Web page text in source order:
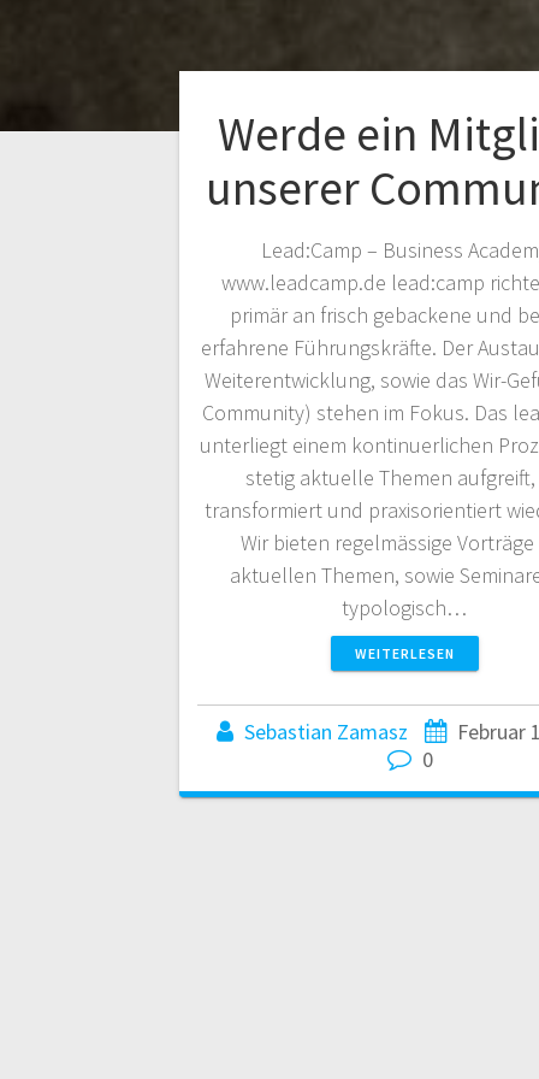
Werde ein
unserer
Lead:Camp – Business
www.leadcamp.de lead:camp
primär an frisch gebackene und
erfahrene Führungskräfte. Der
Weiterentwicklung, sowie das Wir-
Community) stehen im Fokus. Das
unterliegt einem kontinuerlichen
stetig aktuelle Themen aufgreift,
transformiert und praxisorientiert
Wir bieten regelmässige
aktuellen Themen, sowie
typologisch…
WEITERLESEN
Sebastian Zamasz
Februar
0